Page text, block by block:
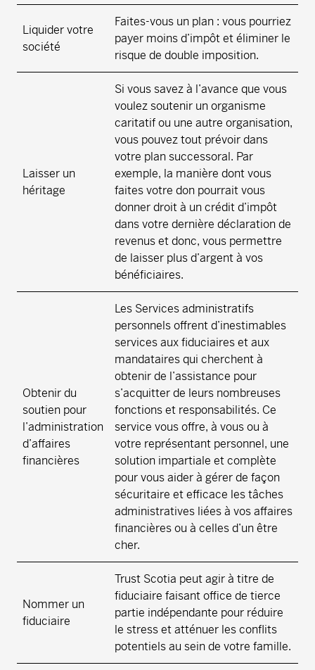
Liquider votre
société
Faites-vous un plan : vous pourriez
payer moins d’impôt et éliminer le
risque de double imposition.
Laisser un
héritage
Si vous savez à l’avance que vous
voulez soutenir un organisme
caritatif ou une autre organisation,
vous pouvez tout prévoir dans
votre plan successoral. Par
exemple, la manière dont vous
faites votre don pourrait vous
donner droit à un crédit d’impôt
dans votre dernière déclaration de
revenus et donc, vous permettre
de laisser plus d’argent à vos
bénéficiaires.
Obtenir du
soutien pour
l’administration
d’affaires
financières
Les Services administratifs
personnels offrent d’inestimables
services aux fiduciaires et aux
mandataires qui cherchent à
obtenir de l’assistance pour
s’acquitter de leurs nombreuses
fonctions et responsabilités. Ce
service vous offre, à vous ou à
votre représentant personnel, une
solution impartiale et complète
pour vous aider à gérer de façon
sécuritaire et efficace les tâches
administratives liées à vos affaires
financières ou à celles d’un être
cher.
Nommer un
fiduciaire
Trust Scotia peut agir à titre de
fiduciaire faisant office de tierce
partie indépendante pour réduire
le stress et atténuer les conflits
potentiels au sein de votre famille.